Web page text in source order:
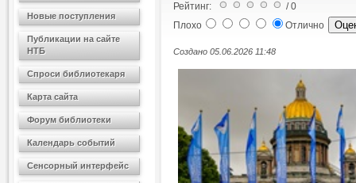
Новые поступления
Публикации на сайте
НТБ
Спроси библиотекаря
Карта сайта
Форум библиотеки
Календарь событий
Сенсорный интерфейс
Рейтинг:
/ 0
Плохо
Отлично
Создано 05.06.2026 11:48